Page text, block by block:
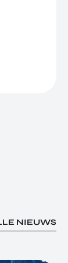
NIEUWS